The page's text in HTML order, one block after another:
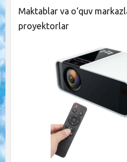
Maktablar va o‘quv
proyektorlar